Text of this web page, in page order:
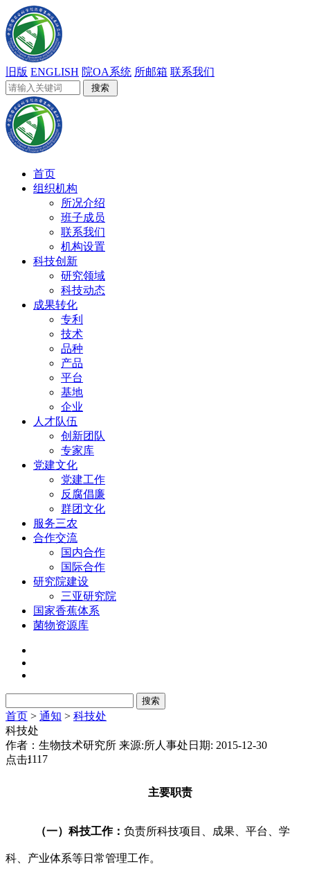
旧版 ENGLISH 院OA系统 所邮箱 联系我们
首页
组织机构
所况介绍
班子成员
联系我们
机构设置
科技创新
研究领域
科技动态
成果转化
专利
技术
品种
产品
平台
基地
企业
人才队伍
创新团队
专家库
党建文化
党建工作
反腐倡廉
群团文化
服务三农
合作交流
国内合作
国际合作
研究院建设
三亚研究院
国家香蕉体系
菌物资源库
首页 > 通知 > 科技处
科技处
作者：生物技术研究所 来源:所人事处 日期: 2015-12-30
点击:1117
主要职责
（一）科技工作： 负责所科技项目、成果、平台、学
科、产业体系等日常管理工作。